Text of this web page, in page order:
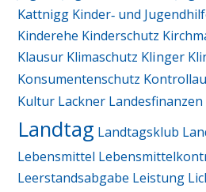
Kattnigg Kinder‑ und
Kinderehe Kinderschutz
Klausur Klimaschutz Klinger
Konsumentenschutz
Kultur Lackner Landesfinanzen
Landtag Landtagsklub
Lebensmittel
Leerstandsabgabe Leistung